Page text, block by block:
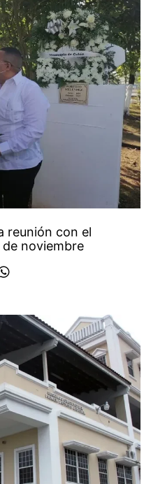
reunión con el
noviembre